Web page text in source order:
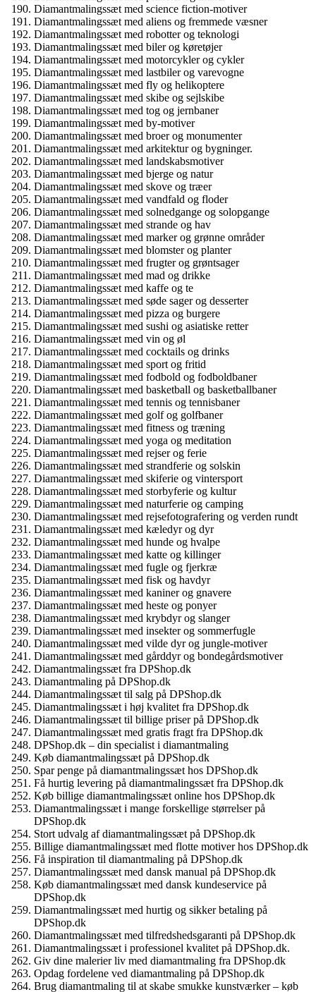
Diamantmalingssæt med science fiction-motiver
Diamantmalingssæt med aliens og fremmede væsner
Diamantmalingssæt med robotter og teknologi
Diamantmalingssæt med biler og køretøjer
Diamantmalingssæt med motorcykler og cykler
Diamantmalingssæt med lastbiler og varevogne
Diamantmalingssæt med fly og helikoptere
Diamantmalingssæt med skibe og sejlskibe
Diamantmalingssæt med tog og jernbaner
Diamantmalingssæt med by-motiver
Diamantmalingssæt med broer og monumenter
Diamantmalingssæt med arkitektur og bygninger.
Diamantmalingssæt med landskabsmotiver
Diamantmalingssæt med bjerge og natur
Diamantmalingssæt med skove og træer
Diamantmalingssæt med vandfald og floder
Diamantmalingssæt med solnedgange og solopgange
Diamantmalingssæt med strande og hav
Diamantmalingssæt med marker og grønne områder
Diamantmalingssæt med blomster og planter
Diamantmalingssæt med frugter og grøntsager
Diamantmalingssæt med mad og drikke
Diamantmalingssæt med kaffe og te
Diamantmalingssæt med søde sager og desserter
Diamantmalingssæt med pizza og burgere
Diamantmalingssæt med sushi og asiatiske retter
Diamantmalingssæt med vin og øl
Diamantmalingssæt med cocktails og drinks
Diamantmalingssæt med sport og fritid
Diamantmalingssæt med fodbold og fodboldbaner
Diamantmalingssæt med basketball og basketballbaner
Diamantmalingssæt med tennis og tennisbaner
Diamantmalingssæt med golf og golfbaner
Diamantmalingssæt med fitness og træning
Diamantmalingssæt med yoga og meditation
Diamantmalingssæt med rejser og ferie
Diamantmalingssæt med strandferie og solskin
Diamantmalingssæt med skiferie og vintersport
Diamantmalingssæt med storbyferie og kultur
Diamantmalingssæt med naturferie og camping
Diamantmalingssæt med rejsefotografering og verden rundt
Diamantmalingssæt med kæledyr og dyr
Diamantmalingssæt med hunde og hvalpe
Diamantmalingssæt med katte og killinger
Diamantmalingssæt med fugle og fjerkræ
Diamantmalingssæt med fisk og havdyr
Diamantmalingssæt med kaniner og gnavere
Diamantmalingssæt med heste og ponyer
Diamantmalingssæt med krybdyr og slanger
Diamantmalingssæt med insekter og sommerfugle
Diamantmalingssæt med vilde dyr og jungle-motiver
Diamantmalingssæt med gårddyr og bondegårdsmotiver
Diamantmalingssæt fra DPShop.dk
Diamantmaling på DPShop.dk
Diamantmalingssæt til salg på DPShop.dk
Diamantmalingssæt i høj kvalitet fra DPShop.dk
Diamantmalingssæt til billige priser på DPShop.dk
Diamantmalingssæt med gratis fragt fra DPShop.dk
DPShop.dk – din specialist i diamantmaling
Køb diamantmalingssæt på DPShop.dk
Spar penge på diamantmalingssæt hos DPShop.dk
Få hurtig levering på diamantmalingssæt fra DPShop.dk
Køb billige diamantmalingssæt online hos DPShop.dk
Diamantmalingssæt i mange forskellige størrelser på
DPShop.dk
Stort udvalg af diamantmalingssæt på DPShop.dk
Billige diamantmalingssæt med flotte motiver hos DPShop.dk
Få inspiration til diamantmaling på DPShop.dk
Diamantmalingssæt med dansk manual på DPShop.dk
Køb diamantmalingssæt med dansk kundeservice på
DPShop.dk
Diamantmalingssæt med hurtig og sikker betaling på
DPShop.dk
Diamantmalingssæt med tilfredshedsgaranti på DPShop.dk
Diamantmalingssæt i professionel kvalitet på DPShop.dk.
Giv dine malerier liv med diamantmaling fra DPShop.dk
Opdag fordelene ved diamantmaling på DPShop.dk
Brug diamantmaling til at skabe smukke kunstværker – køb